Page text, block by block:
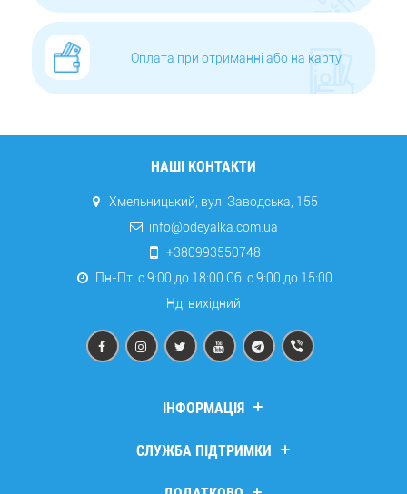
Оплата при отриманні або на карту
НАШІ КОНТАКТИ
Хмельницький, вул. Заводська, 155
info@odeyalka.com.ua
+380993550748
Пн-Пт: с 9:00 до 18:00 Сб: c 9:00 до 15:00
Нд: вихідний
ІНФОРМАЦІЯ
Про компанію
СЛУЖБА ПІДТРИМКИ